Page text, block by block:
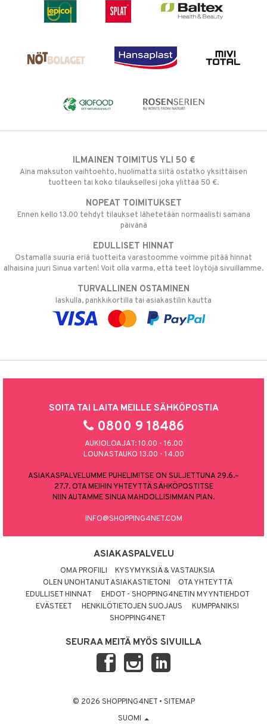
ILMAINEN TOIMITUS YLI 50 €
Aina maksuton vaihtoehto, huolimatta siitä ostatko yksittäisen
tuotteen tai koko tilauksellesi joka ylittää 50 €.
NOPEAT TOIMITUKSET
Ennen kello 13.00 tehdyt tilaukset lähetetään normaalisti samana
päivänä
EDULLISET HINNAT
Ostamalla suuria eriä tuotteita varastoomme voimme pitää hinnat
alhaisina juuri Sinua varten! Voit olla varma, että teet löytöjä sivuillamme.
TURVALLINEN OSTAMINEN
laskulla, pankkikortilla tai asiakastilin kautta
SOITA TAI LAITA MEILLE SÄHKÖPOSTIA
0800 9 18486
AUKIOLOAJAT: 10.00 - 16.00
LOUNASTAUKO 13.00 - 14.00
ASIAKASPALVELUMME PUHELIMITSE ON SULJETTUNA 29.6.–
27.7. OTA MEIHIN YHTEYTTÄ SÄHKÖPOSTITSE
NIIN AUTAMME SINUA MAHDOLLISIMMAN PIAN.
INFO@SHOPPING4NET.COM
ASIAKASPALVELU
OMA PROFIILI
KYSYMYKSIÄ & VASTAUKSIA
OLEN UNOHTANUT ASIAKASTIETONI
OTA YHTEYTTÄ
EDULLISET HINNAT
EHDOT - SHOPPING4NETIN MYYNTIEHDOT
EVÄSTEET
HENKILÖTIETOJEN SUOJAUS
KUMPPANIKSI
SHOPPING4NET
SEURAA MEITÄ MYÖS SIVUILLA
© 2026 SHOPPING4NET • SITEMAP
SUOMI